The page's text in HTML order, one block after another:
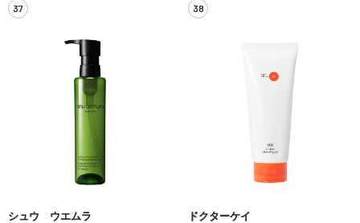
37
シュウ ウエムラ
38
ドクターケイ